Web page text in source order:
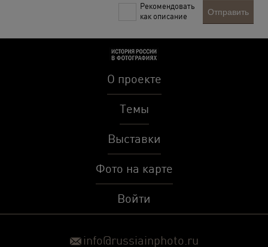
Рекомендовать
как описание
Отправить
О проекте
Темы
Выставки
Фото на карте
Войти
info@russiainphoto.ru